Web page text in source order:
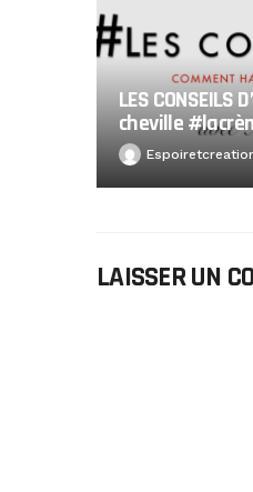
LES CONSEILS
cheville
LAISSER UN